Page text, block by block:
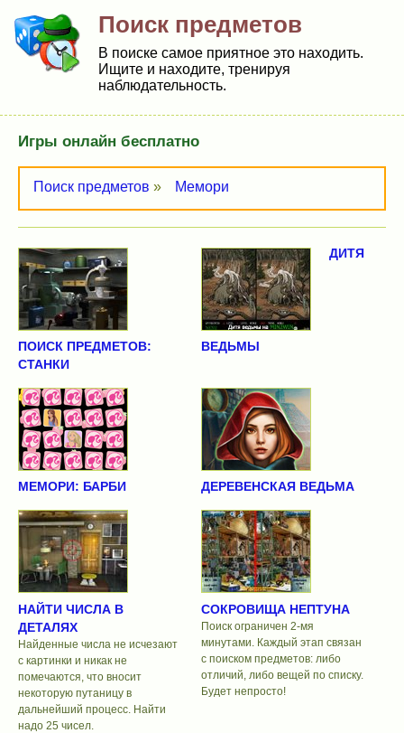
Поиск предметов
В поиске самое приятное это находить.
Ищите и находите, тренируя
наблюдательность.
Игры онлайн бесплатно
Поиск предметов » Мемори
ПОИСК ПРЕДМЕТОВ:
СТАНКИ
ДИТЯ
ВЕДЬМЫ
МЕМОРИ: БАРБИ ДЕРЕВЕНСКАЯ ВЕДЬМА
НАЙТИ ЧИСЛА В
ДЕТАЛЯХ
Найденные числа не исчезают
с картинки и никак не
помечаются, что вносит
некоторую путаницу в
дальнейший процесс. Найти
надо 25 чисел.
СОКРОВИЩА НЕПТУНА
Поиск ограничен 2-мя
минутами. Каждый этап связан
с поиском предметов: либо
отличий, либо вещей по списку.
Будет непросто!